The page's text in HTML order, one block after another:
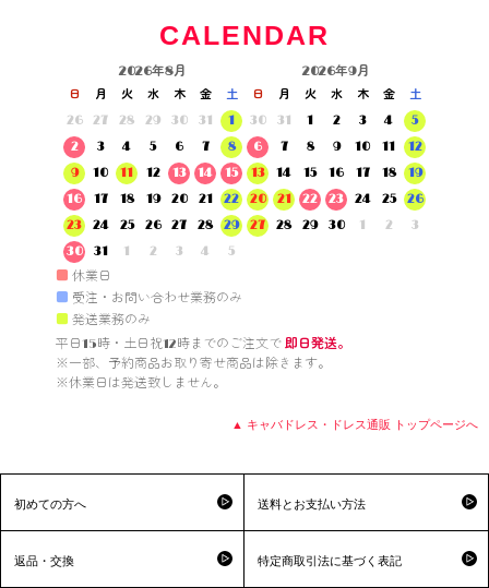
CALENDAR
2026年8月
日 月 火 水 木 金
土
26
27 28 29 30 31
1
2
3 4 5 6 7
8
9
10 11 12 13 14
15
16
17 18 19 20 21
22
23
24 25 26 27 28
29
30
31 1 2 3 4 5
2026年9月
日 月 火 水 木 金
土
30
31 1 2 3 4
5
6
7 8 9 10 11
12
13
14 15 16 17 18
19
20
21 22 23 24 25
26
27
28 29 30 1 2 3
■ 休業日
■ 受注・お問い合わせ業務のみ
■ 発送業務のみ
平日15時・土日祝12時までのご注文で 即日発送。
※一部、予約商品お取り寄せ商品は除きます。
※休業日は発送致しません。
▲ キャバドレス・ドレス通販 トップページへ
初めての方へ 送料とお支払い方法
返品・交換 特定商取引法に基づく表記